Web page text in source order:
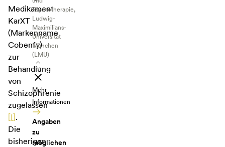
Medikament
KarXT
(Markenname
Cobenfy)
zur
Behandlung
von
Schizophrenie
zugelassen
[I].
Die
bisherigen
Psychotherapie,
Ludwig-
Maximilians-
Universität
München
(LMU)
Mehr
Informationen
Angaben
zu
möglichen